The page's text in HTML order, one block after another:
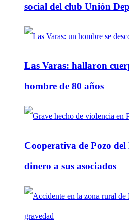
social del club Unión
Las Varas: hallaron
hombre de 80 años
Cooperativa de Pozo
dinero a sus asociados